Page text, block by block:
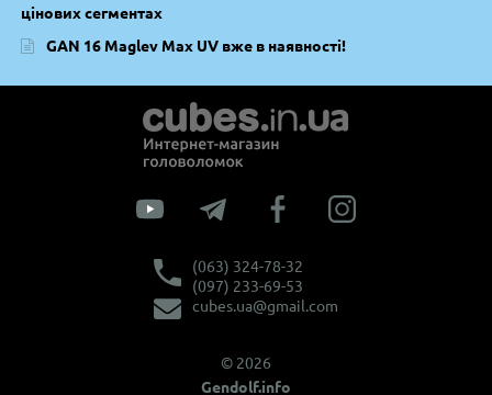
цінових сегментах
GAN 16 Maglev Max UV вже в наявності!
(063) 324-78-32
(097) 233-69-53
cubes.ua@gmail.com
© 2026
Gendolf.info